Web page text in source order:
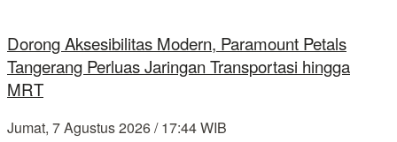
Dorong Aksesibilitas Modern, Paramount Petals
Tangerang Perluas Jaringan Transportasi hingga
MRT
Jumat, 7 Agustus 2026 / 17:44 WIB